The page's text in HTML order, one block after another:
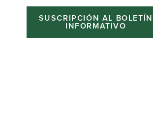
SUSCRIPCIÓN AL BOLETÍN
INFORMATIVO